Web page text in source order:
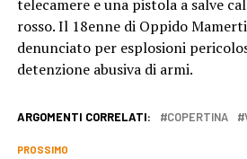
telecamere e una pistola a salve
rosso. Il 18enne di Oppido
denunciato per esplosioni
detenzione abusiva di armi.
ARGOMENTI CORRELATI: COPERTINA
PROSSIMO